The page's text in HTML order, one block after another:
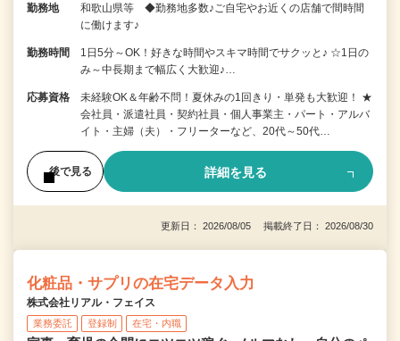
勤務地
和歌山県等 ◆勤務地多数♪ご自宅やお近くの店舗で間時間
に働けます♪
勤務時間
1日5分～OK！好きな時間やスキマ時間でサクッと♪ ☆1日の
み～中長期まで幅広く大歓迎♪…
応募資格
未経験OK＆年齢不問！夏休みの1回きり・単発も大歓迎！ ★
会社員・派遣社員・契約社員・個人事業主・パート・アルバ
イト・主婦（夫）・フリーターなど、20代～50代…
後で見る 詳細を見る
更新日： 2026/08/05 掲載終了日： 2026/08/30
化粧品・サプリの在宅データ入力
株式会社リアル・フェイス
業務委託 登録制 在宅・内職